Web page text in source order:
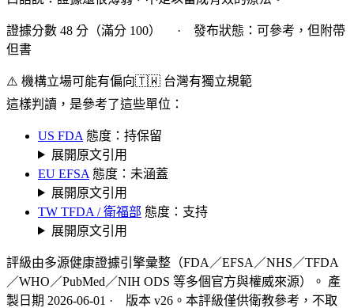
證據分數 48 分（滿分 100） · 發布狀態：可參考，但附帶
但書
⚠️ 機構立場可能有偏向🇹🇼 台灣有獨立規範
這樣判讀，是參考了這些單位：
US FDA 態度：持保留
展開原文引用
EU EFSA 態度：未涵蓋
展開原文引用
TW TFDA / 衛福部 態度：支持
展開原文引用
評級由多源健康證據引擎彙整（FDA／EFSA／NHS／TFDA
／WHO／PubMed／NIH ODS 等多個官方與權威來源）。 產
製日期 2026-06-01 · 版本 v26。本評級僅供衛教參考，不取